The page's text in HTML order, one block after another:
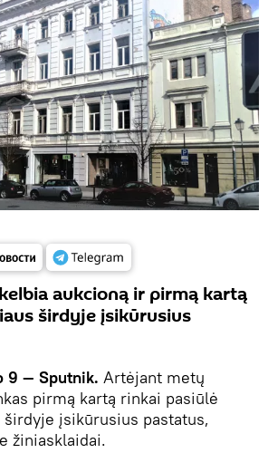
aukcioną ir pirmą kartą
širdyje įsikūrusius
9 — Sputnik. Artėjant metų
pirmą kartą rinkai pasiūlė
įsikūrusius pastatus,
žiniasklaidai.